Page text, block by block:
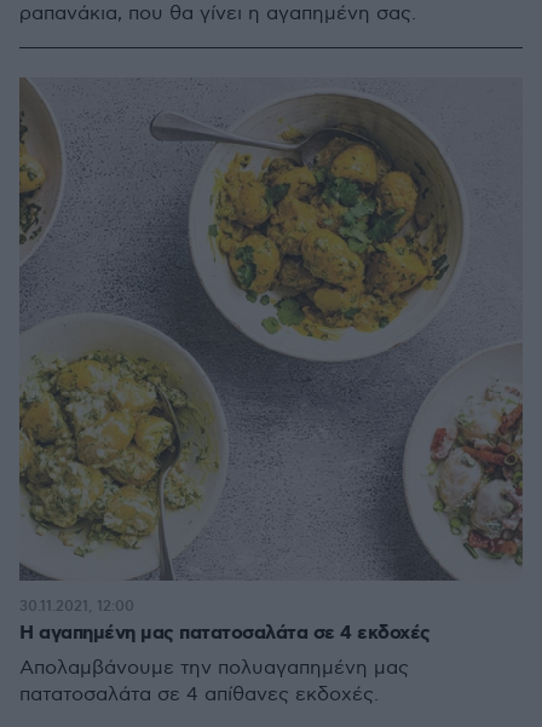
ραπανάκια, που θα γίνει η αγαπημένη σας.
Η αγαπημένη μας πατατοσαλάτα σε 4 εκδοχές
Απολαμβάνουμε την πολυαγαπημένη µας
πατατοσαλάτα σε 4 απίθανες εκδοχές.
30.11.2021, 12:00